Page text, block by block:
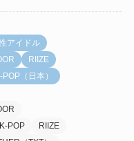
アイドル
RIIZE
POP（日本）
K-POP
RIIZE